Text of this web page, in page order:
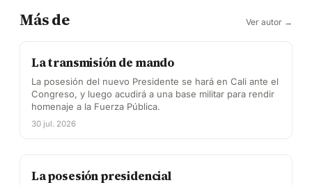
Más de Ver autor →
La transmisión de mando
La posesión del nuevo Presidente se hará en Cali ante el
Congreso, y luego acudirá a una base militar para rendir
homenaje a la Fuerza Pública.
30 jul. 2026
La posesión presidencial